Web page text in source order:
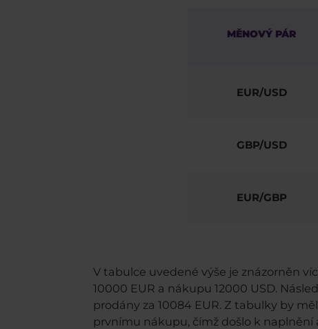
MĚNOVÝ PÁR
EUR/USD
GBP/USD
EUR/GBP
V tabulce uvedené výše je znázorněn
10000 EUR a nákupu 12000 USD.
prodány za 10084 EUR. Z tabulky by
prvnímu nákupu, čímž došlo k naplnění